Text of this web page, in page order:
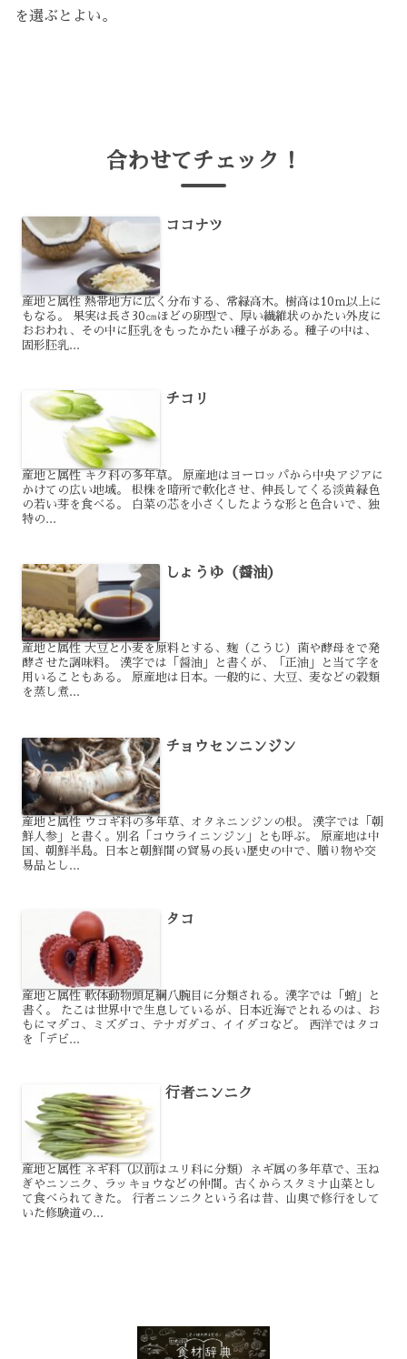
を選ぶとよい。
合わせてチェック！
ココナツ
産地と属性 熱帯地方に広く分布する、常緑高木。樹高は10ｍ以上に
もなる。 果実は長さ30㎝ほどの卵型で、厚い繊維状のかたい外皮に
おおわれ、その中に胚乳をもったかたい種子がある。種子の中は、
固形胚乳...
チコリ
産地と属性 キク科の多年草。 原産地はヨーロッパから中央アジアに
かけての広い地域。 根株を暗所で軟化させ、伸長してくる淡黄緑色
の若い芽を食べる。 白菜の芯を小さくしたような形と色合いで、独
特の...
しょうゆ（醤油）
産地と属性 大豆と小麦を原料とする、麹（こうじ）菌や酵母をで発
酵させた調味料。 漢字では「醤油」と書くが、「正油」と当て字を
用いることもある。 原産地は日本。一般的に、大豆、麦などの穀類
を蒸し煮...
チョウセンニンジン
産地と属性 ウコギ科の多年草、オタネニンジンの根。 漢字では「朝
鮮人参」と書く。別名「コウライニンジン」とも呼ぶ。 原産地は中
国、朝鮮半島。日本と朝鮮間の貿易の長い歴史の中で、贈り物や交
易品とし...
タコ
産地と属性 軟体動物頭足綱八腕目に分類される。漢字では「蛸」と
書く。 たこは世界中で生息しているが、日本近海でとれるのは、お
もにマダコ、ミズダコ、テナガダコ、イイダコなど。 西洋ではタコ
を「デビ...
行者ニンニク
産地と属性 ネギ科（以前はユリ科に分類）ネギ属の多年草で、玉ね
ぎやニンニク、ラッキョウなどの仲間。古くからスタミナ山菜とし
て食べられてきた。 行者ニンニクという名は昔、山奥で修行をして
いた修験道の...